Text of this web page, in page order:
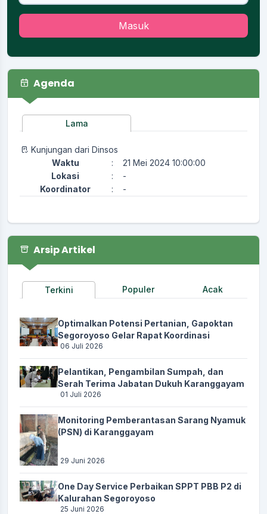
Masuk
Agenda
Lama
Kunjungan dari Dinsos
Waktu
:
21 Mei 2024 10:00:00
Lokasi
:
-
Koordinator
: -
Arsip Artikel
Terkini Populer Acak
Optimalkan Potensi Pertanian, Gapoktan
Segoroyoso Gelar Rapat Koordinasi
06 Juli 2026
Pelantikan, Pengambilan Sumpah, dan
Serah Terima Jabatan Dukuh Karanggayam
01 Juli 2026
Monitoring Pemberantasan Sarang Nyamuk
(PSN) di Karanggayam
29 Juni 2026
One Day Service Perbaikan SPPT PBB P2 di
Kalurahan Segoroyoso
25 Juni 2026